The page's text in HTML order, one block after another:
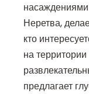
Неретва,
кто
на
предлагает